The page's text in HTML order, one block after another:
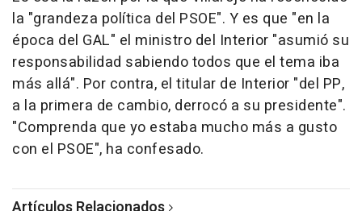
la "grandeza política del PSOE". Y es que "en la
época del GAL" el ministro del Interior "asumió su
responsabilidad sabiendo todos que el tema iba
más allá". Por contra, el titular de Interior "del PP,
a la primera de cambio, derrocó a su presidente".
"Comprenda que yo estaba mucho más a gusto
con el PSOE", ha confesado.